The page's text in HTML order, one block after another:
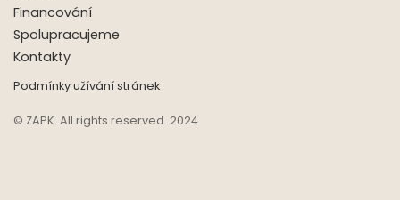
Financování
Spolupracujeme
Kontakty
Podmínky užívání stránek
© ZAPK. All rights reserved. 2024